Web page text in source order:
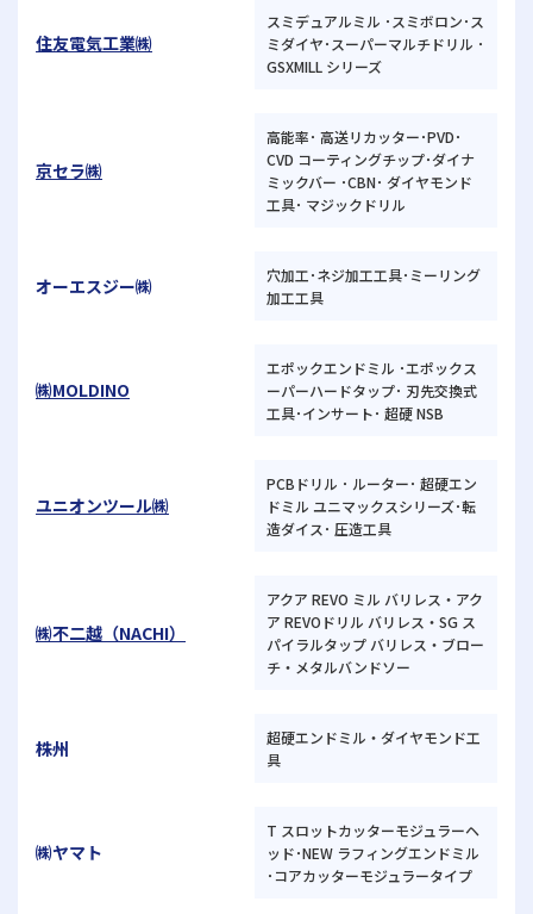
住友電気工業㈱
スミデュアルミル ･スミボロン･ス
ミダイヤ･スーパーマルチドリル ･
GSXMILL シリーズ
京セラ㈱
高能率･ 高送リカッター･PVD･
CVD コーティングチップ･ダイナ
ミックバー ･CBN･ ダイヤモンド
工具･ マジックドリル
オーエスジー㈱
穴加工･ネジ加工工具･ミーリング
加工工具
㈱MOLDINO
エポックエンドミル ･エポックス
ーパーハードタップ･ 刃先交換式
工具･インサート･ 超硬 NSB
ユニオンツール㈱
PCBドリル ･ ルーター･ 超硬エン
ドミル ユニマックスシリーズ･転
造ダイス･ 圧造工具
㈱不二越（NACHI）
アクア REVO ミル バリレス・アク
ア REVOドリル バリレス・SG ス
パイラルタップ バリレス・ブロー
チ・メタルバンドソー
株州
超硬エンドミル・ダイヤモンド工
具
㈱ヤマト
T スロットカッターモジュラーヘ
ッド･NEW ラフィングエンドミル
･コアカッターモジュラータイプ